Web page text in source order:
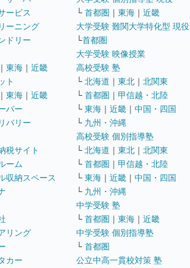
ービス
ーニング
ドリー
東海 ｜ 近畿
ト
東海 ｜ 近畿
パー
バリー
税サイト
ーム
収納スペース
リング
カー
└ 首都圏 ｜ 東海 ｜ 近畿
大学受験 難関大学特化型 現役
└首都圏
大学受験 映像授業
高校受験 塾
└ 北海道 ｜ 東北 ｜ 北関東
└ 首都圏 ｜ 甲信越・北陸
└ 東海 ｜ 近畿 ｜ 中国・四国
└ 九州・沖縄
高校受験 個別指導塾
└ 北海道 ｜ 東北 ｜ 北関東
└ 首都圏 ｜ 甲信越・北陸
└ 東海 ｜ 近畿 ｜ 中国・四国
└ 九州・沖縄
中学受験 塾
└ 首都圏 ｜ 東海 ｜ 近畿
中学受験 個別指導塾
└ 首都圏
公立中高一貫校対策 塾